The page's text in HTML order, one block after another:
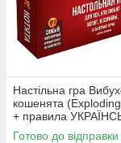
Настільна гра
кошенята
+ правила
Готово до відправки